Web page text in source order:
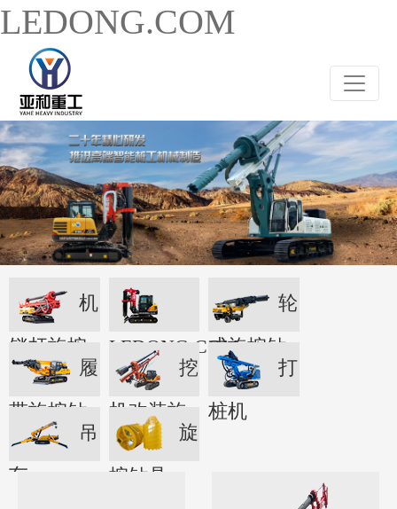
LEDONG.COM
机
锁杆旋挖
机
LEDONG.COM
轮
式旋挖钻
机
履
带旋挖钻
机
挖
机改装旋
挖钻机
打
桩机
吊
车
旋
挖钻具